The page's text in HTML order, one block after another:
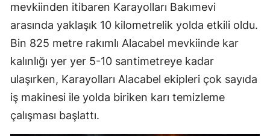
mevkiinden itibaren Karayolları Bakımevi
arasında yaklaşık 10 kilometrelik yolda etkili oldu.
Bin 825 metre rakımlı Alacabel mevkiinde kar
kalınlığı yer yer 5-10 santimetreye kadar
ulaşırken, Karayolları Alacabel ekipleri çok sayıda
iş makinesi ile yolda biriken karı temizleme
çalışması başlattı.